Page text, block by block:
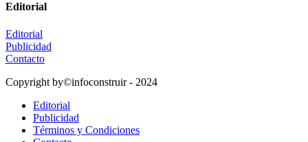
Editorial
Editorial
Publicidad
Contacto
Copyright by©infoconstruir - 2024
Editorial
Publicidad
Términos y Condiciones